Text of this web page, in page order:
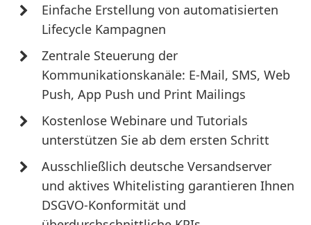
Einfache Erstellung von automatisierten
Lifecycle Kampagnen
Zentrale Steuerung der
Kommunikationskanäle: E-Mail, SMS, Web
Push, App Push und Print Mailings
Kostenlose Webinare und Tutorials
unterstützen Sie ab dem ersten Schritt
Ausschließlich deutsche Versandserver
und aktives Whitelisting garantieren Ihnen
DSGVO-Konformität und